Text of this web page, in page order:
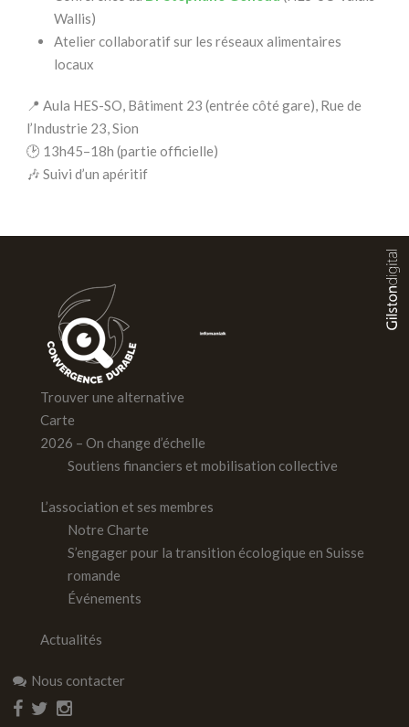
Wallis)
Atelier collaboratif sur les réseaux alimentaires
locaux
📍 Aula HES-SO, Bâtiment 23 (entrée côté gare), Rue de
l’Industrie 23, Sion
🕑 13h45–18h (partie officielle)
🎶 Suivi d’un apéritif
Trouver une alternative
Carte
2026 – On change d’échelle
Soutiens financiers et mobilisation collective
L’association et ses membres
Notre Charte
S’engager pour la transition écologique en Suisse
romande
Événements
Actualités
Nous contacter